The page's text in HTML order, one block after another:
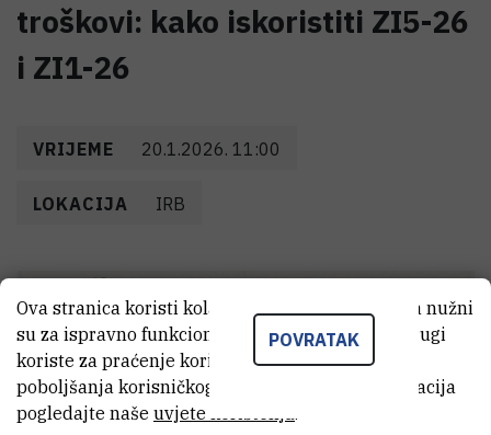
troškovi: kako iskoristiti ZI5-26
i ZI1-26
VRIJEME 20.1.2026. 11:00
LOKACIJA IRB
POVRATAK
Ova stranica koristi kolačiće. Neki od tih kolačića nužni
su za ispravno funkcioniranje stranice, dok se drugi
koriste za praćenje korištenja stranice radi
poboljšanja korisničkog iskustva. Za više informacija
pogledajte naše uvjete korištenja